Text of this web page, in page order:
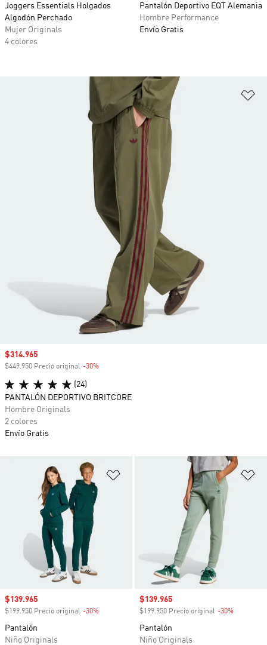
Joggers Essentials Holgados
Algodón Perchado
Mujer Originals
4 colores
Pantalón Deportivo EQT Alemania
Hombre Performance
Envío Gratis
Añadir a la lista de deseos
Precio de venta
$139.965
$199.950 Precio original -30%
Pantalón
Niño Originals
Precio de venta
$139.965
$199.950 Precio original -30%
Pantalón
Niño Originals
Precio de venta
$314.965
$449.950 Precio original -30%
(24)
PANTALÓN DEPORTIVO BRITCORE
Hombre Originals
2 colores
Envío Gratis